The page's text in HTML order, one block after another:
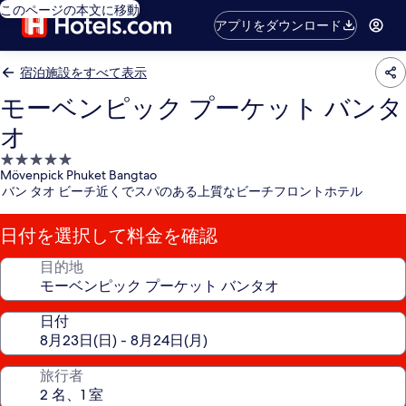
このページの本文に移動
アプリをダウンロード
宿泊施設をすべて表示
モーベンピック プーケット バンタ
オ
5.0
つ
星
宿
泊
施
Mövenpick Phuket Bangtao
バン タオ ビーチ近くでスパのある上質なビーチフロントホテル
日付を選択して料金を確認
目的地
日付
旅行者